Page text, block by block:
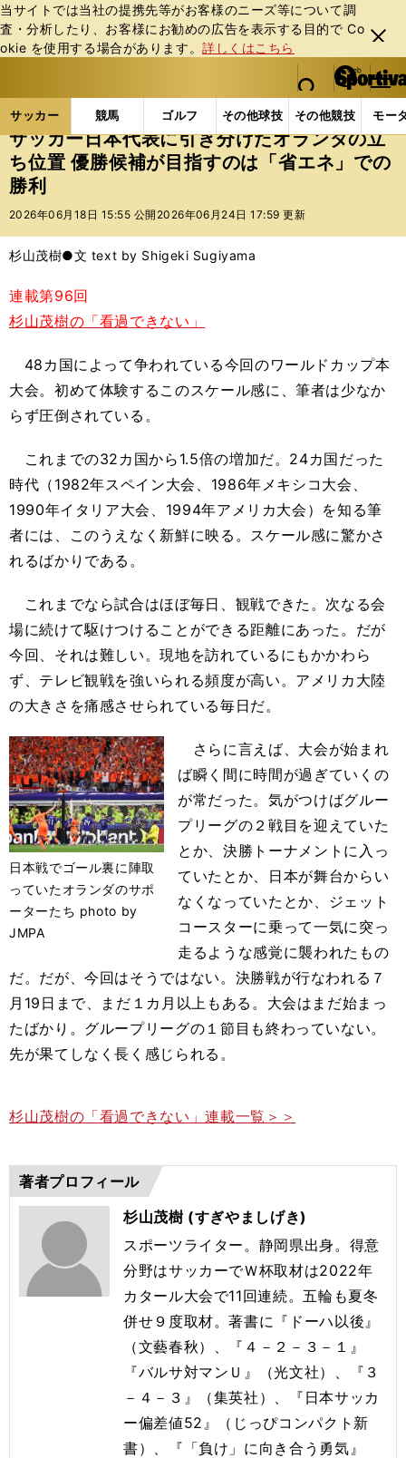
当サイトでは当社の提携先等がお客様のニーズ等について調
査・分析したり、お客様にお勧めの広告を表⽰する⽬的で Co
okie を使⽤する場合があります。詳しくはこちら
閉じ
る
web Sportiva (webスポルティーバ)
検索
マイペ
ー
ジ
メニュ
サッカー 競馬 ゴルフ その他球技 その他競技 モー
ス
ポ
ル
テ
ー
バ
サッカーの記事一覧 サッカー代表 日本代表 サ
サッカー日本代表に引き分けたオランダの立
ち位置 優勝候補が目指すのは「省エネ」での
勝利
2026年06月18日 15:55 公開 2026年06月24日 17:59 更新
杉山茂樹●文 text by Shigeki Sugiyama
連載第96回
杉山茂樹の「看過できない」
48カ国によって争われている今回のワールドカップ本
大会。初めて体験するこのスケール感に、筆者は少なか
らず圧倒されている。
これまでの32カ国から1.5倍の増加だ。24カ国だった
時代（1982年スペイン大会、1986年メキシコ大会、
1990年イタリア大会、1994年アメリカ大会）を知る筆
者には、このうえなく新鮮に映る。スケール感に驚かさ
れるばかりである。
これまでなら試合はほぼ毎日、観戦できた。次なる会
場に続けて駆けつけることができる距離にあった。だが
今回、それは難しい。現地を訪れているにもかかわら
ず、テレビ観戦を強いられる頻度が高い。アメリカ大陸
の大きさを痛感させられている毎日だ。
日本戦でゴール裏に陣取
っていたオランダのサポ
ーターたち photo by
JMPA
さらに言えば、大会が始まれ
ば瞬く間に時間が過ぎていくの
が常だった。気がつけばグルー
プリーグの２戦目を迎えていた
とか、決勝トーナメントに入っ
ていたとか、日本が舞台からい
なくなっていたとか、ジェット
コースターに乗って一気に突っ
走るような感覚に襲われたもの
だ。だが、今回はそうではない。決勝戦が行なわれる７
月19日まで、まだ１カ月以上もある。大会はまだ始まっ
たばかり。グループリーグの１節目も終わっていない。
先が果てしなく長く感じられる。
杉山茂樹の「看過できない」連載一覧＞＞
著者プロフィール
杉山茂樹 (すぎやましげき)
スポーツライター。静岡県出身。得意
分野はサッカーでＷ杯取材は2022年
カタール大会で11回連続。五輪も夏冬
併せ９度取材。著書に『ドーハ以後』
（文藝春秋）、『４－２－３－１』
『バルサ対マンＵ』（光文社）、『３
－４－３』（集英社）、『日本サッカ
ー偏差値52』（じっぴコンパクト新
書）、『「負け」に向き合う勇気』